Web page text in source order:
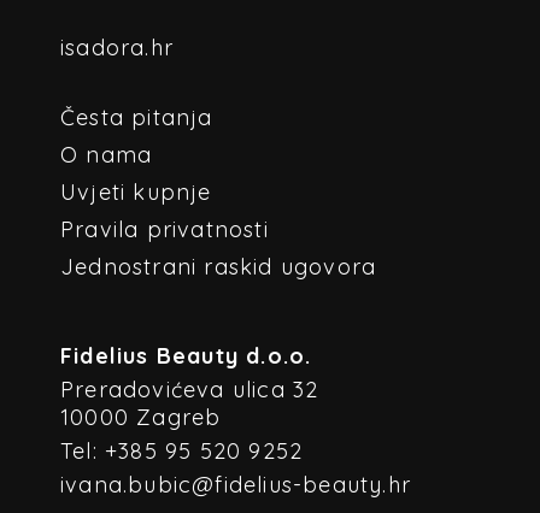
isadora.hr
Česta pitanja
O nama
Uvjeti kupnje
Pravila privatnosti
Jednostrani raskid ugovora
Fidelius Beauty d.o.o.
Preradovićeva ulica 32
10000 Zagreb
Tel: +385 95 520 9252
ivana.bubic@fidelius-beauty.hr